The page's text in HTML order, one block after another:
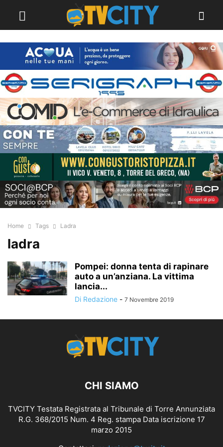
Home Tags Ladra
ladra
Pompei: donna tenta di rapinare
auto a un’anziana. La vittima
lancia...
Di Redazione - 7 Novembre 2019
CHI SIAMO
TVCITY Testata Registrata al Tribunale di Torre Annunziata
R.G. 368/2015 Num. 4 Reg. stampa Data iscrizione 17
marzo 2015